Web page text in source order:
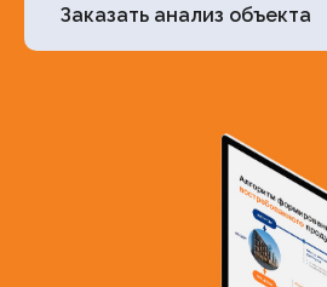
Заказать анализ объекта